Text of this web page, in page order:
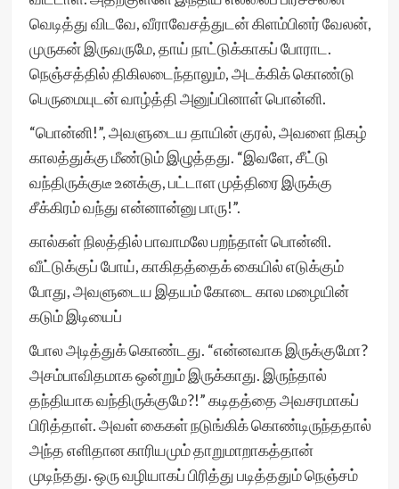
வெடித்து விடவே, வீராவேசத்துடன் கிளம்பினர் வேலன்,
முருகன் இருவருமே, தாய் நாட்டுக்காகப் போராட.
நெஞ்சத்தில் திகிலடைந்தாலும், அடக்கிக் கொண்டு
பெருமையுடன் வாழ்த்தி அனுப்பினாள் பொன்னி.
“பொன்னி!”, அவளுடைய தாயின் குரல், அவளை நிகழ்
காலத்துக்கு மீண்டும் இழுத்தது. “இவளே, சீட்டு
வந்திருக்குடீ உனக்கு, பட்டாள முத்திரை இருக்கு
சீக்கிரம் வந்து என்னான்னு பாரு!”.
கால்கள் நிலத்தில் பாவாமலே பறந்தாள் பொன்னி.
வீட்டுக்குப் போய், காகிதத்தைக் கையில் எடுக்கும்
போது, அவளுடைய இதயம் கோடை கால மழையின்
கடும் இடியைப்
போல அடித்துக் கொண்டது. “என்னவாக இருக்குமோ?
அசம்பாவிதமாக ஒன்றும் இருக்காது. இருந்தால்
தந்தியாக வந்திருக்குமே?!” கடிதத்தை அவசரமாகப்
பிரித்தாள். அவள் கைகள் நடுங்கிக் கொண்டிருந்ததால்
அந்த எளிதான காரியமும் தாறுமாறாகத்தான்
முடிந்தது. ஒரு வழியாகப் பிரித்து படித்ததும் நெஞ்சம்